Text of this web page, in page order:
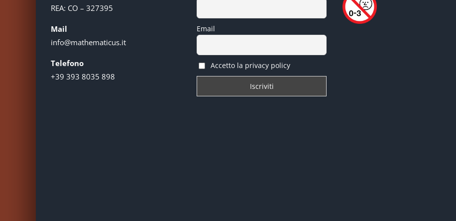
REA: CO – 327395
Mail
info@mathematicus.it
Telefono
+39 393 8035 898
Email
Accetto la privacy policy